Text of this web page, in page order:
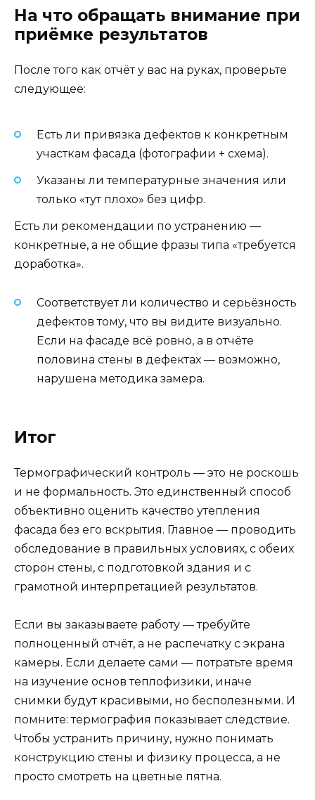
На что обращать внимание при
приёмке результатов
После того как отчёт у вас на руках, проверьте
следующее:
Есть ли привязка дефектов к конкретным
участкам фасада (фотографии + схема).
Указаны ли температурные значения или
только «тут плохо» без цифр.
Есть ли рекомендации по устранению —
конкретные, а не общие фразы типа «требуется
доработка».
Соответствует ли количество и серьёзность
дефектов тому, что вы видите визуально.
Если на фасаде всё ровно, а в отчёте
половина стены в дефектах — возможно,
нарушена методика замера.
Итог
Термографический контроль — это не роскошь
и не формальность. Это единственный способ
объективно оценить качество утепления
фасада без его вскрытия. Главное — проводить
обследование в правильных условиях, с обеих
сторон стены, с подготовкой здания и с
грамотной интерпретацией результатов.
Если вы заказываете работу — требуйте
полноценный отчёт, а не распечатку с экрана
камеры. Если делаете сами — потратьте время
на изучение основ теплофизики, иначе
снимки будут красивыми, но бесполезными. И
помните: термография показывает следствие.
Чтобы устранить причину, нужно понимать
конструкцию стены и физику процесса, а не
просто смотреть на цветные пятна.